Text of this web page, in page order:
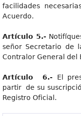
facilidades
Acuerdo.
Artículo 5.-
señor Secretario de
Contralor General del
Artículo 6.- El
partir de su
Registro Oficial.